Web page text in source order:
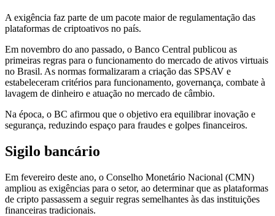
A exigência faz parte de um pacote maior de regulamentação das
plataformas de criptoativos no país.
Em novembro do ano passado, o Banco Central publicou as
primeiras regras para o funcionamento do mercado de ativos virtuais
no Brasil. As normas formalizaram a criação das SPSAV e
estabeleceram critérios para funcionamento, governança, combate à
lavagem de dinheiro e atuação no mercado de câmbio.
Na época, o BC afirmou que o objetivo era equilibrar inovação e
segurança, reduzindo espaço para fraudes e golpes financeiros.
Sigilo bancário
Em fevereiro deste ano, o Conselho Monetário Nacional (CMN)
ampliou as exigências para o setor, ao determinar que as plataformas
de cripto passassem a seguir regras semelhantes às das instituições
financeiras tradicionais.